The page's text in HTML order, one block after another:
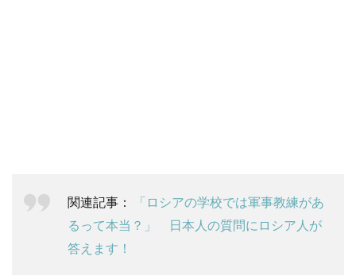
関連記事：
「ロシアの学校では軍事教練があ
るって本当？」 日本人の質問にロシア人が
答えます！